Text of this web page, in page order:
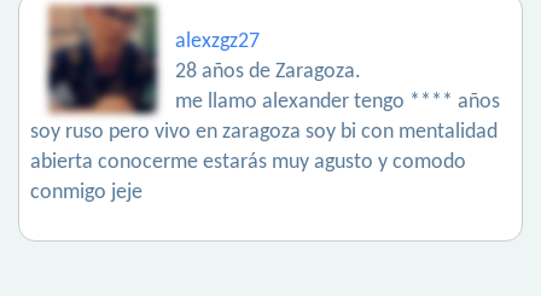
alexzgz27
28 años de Zaragoza.
me llamo alexander tengo **** años
soy ruso pero vivo en zaragoza soy bi con mentalidad
abierta conocerme estarás muy agusto y comodo
conmigo jeje